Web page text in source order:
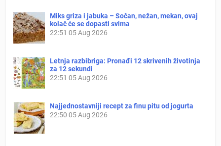
Miks griza i jabuka – Sočan, nežan, mekan, ovaj
kolač će se dopasti svima
22:51 05 Aug 2026
Letnja razbibriga: Pronađi 12 skrivenih životinja
za 12 sekundi
22:51 05 Aug 2026
Najjednostavniji recept za finu pitu od jogurta
22:50 05 Aug 2026